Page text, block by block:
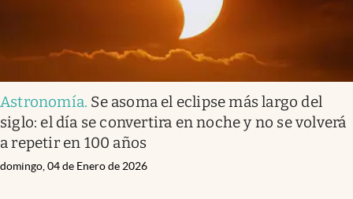
Astronomía. Se asoma el eclipse más largo del
siglo: el día se convertira en noche y no se volverá
a repetir en 100 años
domingo, 04 de Enero de 2026